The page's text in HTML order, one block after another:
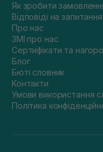
Як зробити
Відповіді на запитання
Про нас
ЗМІ про нас
Сертифікати та
Блог
Бюті словник
Контакти
Умови використання
Політика